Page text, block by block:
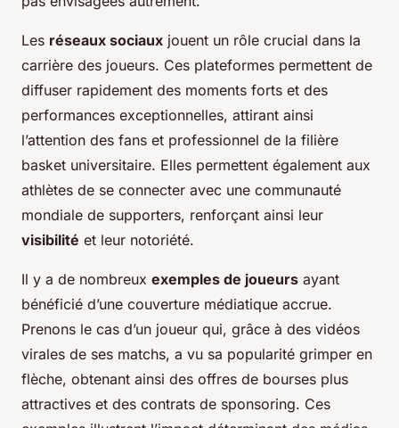
Les réseaux sociaux jouent un rôle crucial dans la
carrière des joueurs. Ces plateformes permettent de
diffuser rapidement des moments forts et des
performances exceptionnelles, attirant ainsi
l’attention des fans et professionnel de la filière
basket universitaire. Elles permettent également aux
athlètes de se connecter avec une communauté
mondiale de supporters, renforçant ainsi leur
visibilité et leur notoriété.
Il y a de nombreux exemples de joueurs ayant
bénéficié d’une couverture médiatique accrue.
Prenons le cas d’un joueur qui, grâce à des vidéos
virales de ses matchs, a vu sa popularité grimper en
flèche, obtenant ainsi des offres de bourses plus
attractives et des contrats de sponsoring. Ces